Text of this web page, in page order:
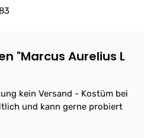
"Marcus Aurelius L
kein Versand - Kostüm bei
und kann gerne probiert